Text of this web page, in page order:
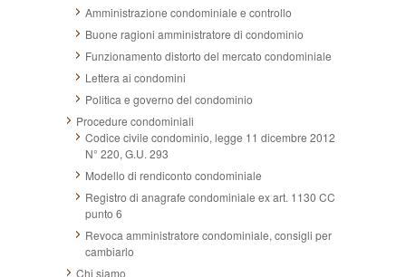
Amministrazione condominiale e controllo
Buone ragioni amministratore di condominio
Funzionamento distorto del mercato condominiale
Lettera ai condomini
Politica e governo del condominio
Procedure condominiali
Codice civile condominio, legge 11 dicembre 2012
N° 220, G.U. 293
Modello di rendiconto condominiale
Registro di anagrafe condominiale ex art. 1130 CC
punto 6
Revoca amministratore condominiale, consigli per
cambiarlo
Chi siamo